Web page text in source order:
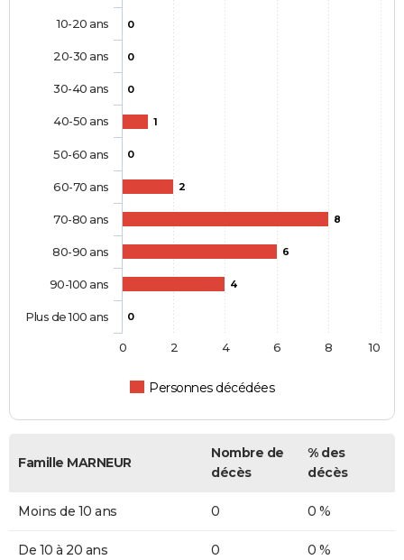
0
0
0
1
0
2
8
6
4
0
Personnes décédées
10-20 ans
20-30 ans
30-40 ans
40-50 ans
50-60 ans
60-70 ans
70-80 ans
80-90 ans
90-100 ans
Plus de 100 ans
0 2 4 6 8 10
Famille MARNEUR
Nombre de
décès
% des
décès
Moins de 10 ans 0 0 %
De 10 à 20 ans 0 0 %